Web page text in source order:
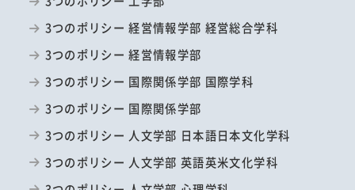
3つのポリシー 経営情報学部 経営総合学科
3つのポリシー 経営情報学部
3つのポリシー 国際関係学部 国際学科
3つのポリシー 国際関係学部
3つのポリシー 人文学部 日本語日本文化学科
3つのポリシー 人文学部 英語英米文化学科